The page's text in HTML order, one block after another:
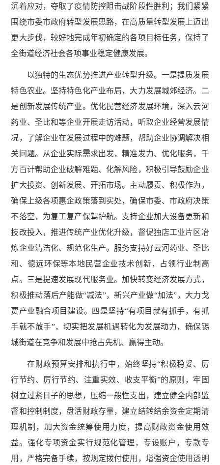
沉着应对，夺取了疫情防控阻击战阶段性胜利；我们紧紧
围绕市委市政府转型发展思路，在高质量转型发展上迈出
更大步伐，较好地完成年初确定的各项目标任务，保持了
全街道经济社会各项事业稳定健康发展。
以独特的生态优势推进产业转型升级。一是提质发展
特色农业。坚持特色化产业布局，大力发展城郊经济。二
是创新发展传统产业。优化民营经济发展环境，深入云河
药业、圣比和等企业开展走访活动，听取企业经营发展情
况，了解企业在发展过程中的难题，帮助企业协调解决相
关问题。从企业实际需求出发，精准发力、优化服务，千
方百计帮助企业破解难题、化解风险，积极引导鼓励企业
扩大投资、创新发展、开拓市场。主动履责、积极作为，
确保上级各项惠企政策落到实处，确保市委、市政府决策
不落空，为复工复产保驾护航。支持企业加大设备更新和
技改投入，推进传统产业优化升级，督促独店工业片区冶
炼企业清洁化、规范化生产。服务支持好云河药业、圣比
和、德远环保等本地民营企业技术创新，占领行业制高
点。三是提速发展现代服务业。加快转变经济发展方式，
积极推动落后产能做“减法”，新兴产业做“加法”，大力戈
贾产业融合项目建设。四是坚持“有项目就有抓手，有抓
手就不放手”，切实把发展机遇转化为发展动力，确保锡
城街道在竞争和发展中抢占先机、赢得主动。
在财政预算安排和执行中，始终坚持“积极稳妥、厉
行节约、厉行节约、注重实效、收支平衡”的原则，牢固
树立过紧日子的思想，压缩一般性支出，建立健全内部监
督和控制制度，盘活财政存量，建立结转结余资金定期清
理机制，加大资金统筹使用力度，提高财政资金使用效
益。强化专项资金实行规范化管理，专设账户，专款专
用，严格完备手续，按规定拨付使用，增强资金使用透明